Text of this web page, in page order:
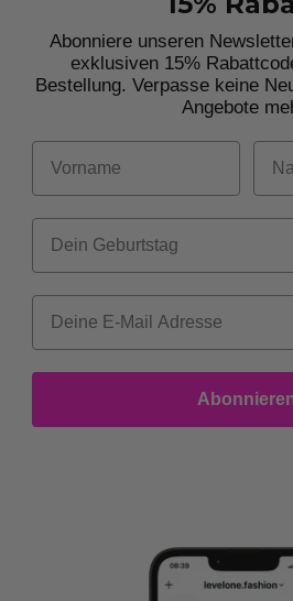
Abonniere unseren
exklusiven 15%
Bestellung. Verpasse keine
Angebote
Vorname
Dein Geburtstag